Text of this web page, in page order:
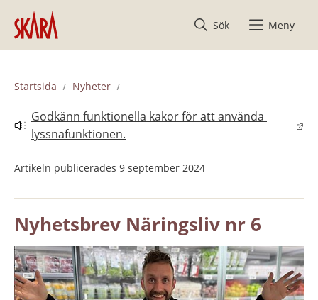
Hoppa till innehåll
Sök
Meny
Startsida Nyheter
Godkänn funktionella kakor för att använda
lyssnafunktionen.
Länk till annan webbplats.
Artikeln publicerades 9 september 2024
Nyhetsbrev Näringsliv nr 6